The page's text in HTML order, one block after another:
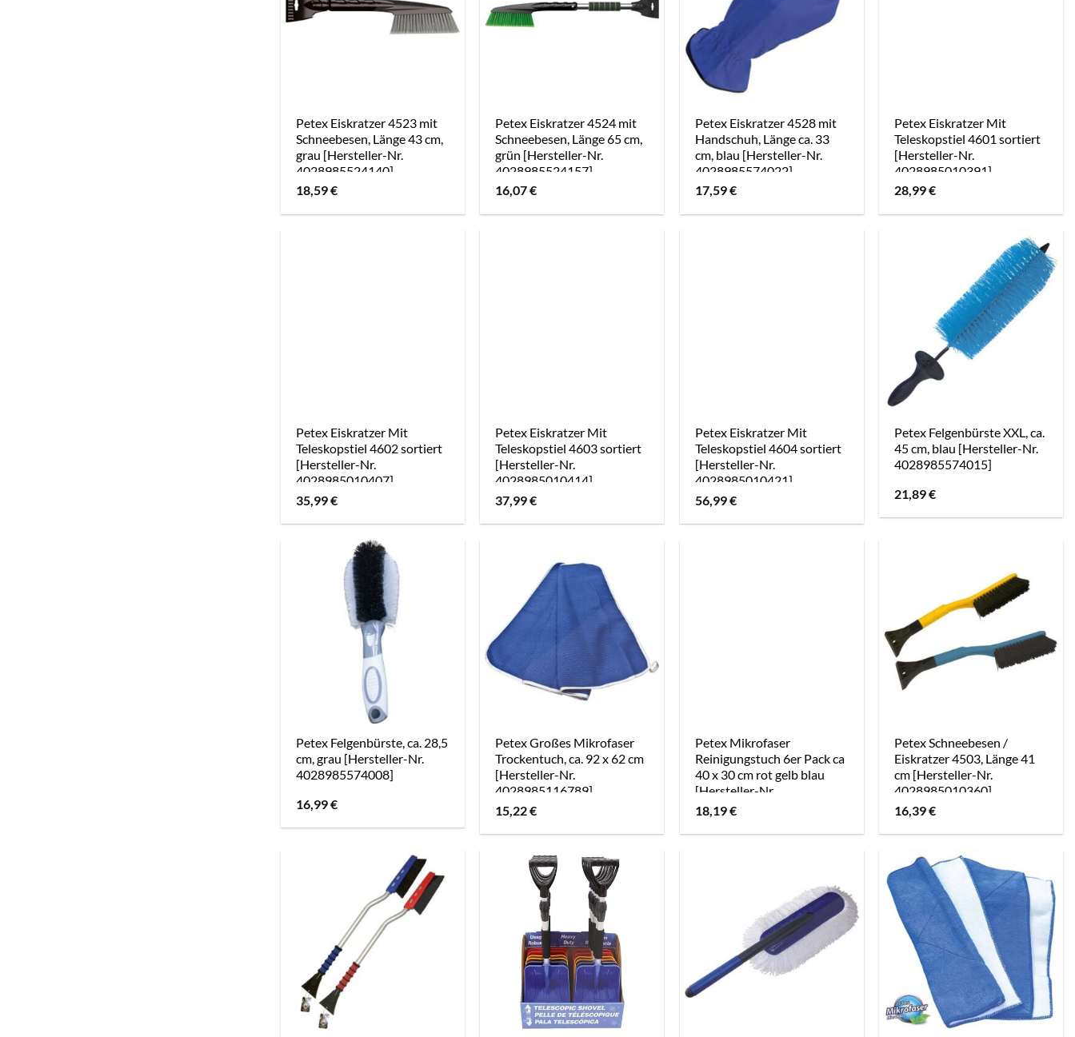
Petex Eiskratzer 4523 mit
Schneebesen, Länge 43 cm,
grau [Hersteller-Nr.
4028985524140]
18,59€
Petex Eiskratzer 4524 mit
Schneebesen, Länge 65 cm,
grün [Hersteller-Nr.
4028985524157]
16,07€
Petex Eiskratzer 4528 mit
Handschuh, Länge ca. 33
cm, blau [Hersteller-Nr.
4028985574022]
17,59€
Petex Eiskratzer Mit
Teleskopstiel 4601 sortiert
[Hersteller-Nr.
4028985010391]
28,99€
Petex Eiskratzer Mit
Teleskopstiel 4602 sortiert
[Hersteller-Nr.
4028985010407]
35,99€
Petex Eiskratzer Mit
Teleskopstiel 4603 sortiert
[Hersteller-Nr.
4028985010414]
37,99€
Petex Eiskratzer Mit
Teleskopstiel 4604 sortiert
[Hersteller-Nr.
4028985010421]
56,99€
Petex Felgenbürste XXL, ca.
45 cm, blau [Hersteller-Nr.
4028985574015]
21,89€
Petex Felgenbürste, ca. 28,5
cm, grau [Hersteller-Nr.
4028985574008]
16,99€
Petex Großes Mikrofaser
Trockentuch, ca. 92 x 62 cm
[Hersteller-Nr.
4028985116789]
15,22€
Petex Mikrofaser
Reinigungstuch 6er Pack ca
40 x 30 cm rot gelb blau
[Hersteller-Nr.
4028985523525]
18,19€
Petex Schneebesen /
Eiskratzer 4503, Länge 41
cm [Hersteller-Nr.
4028985010360]
16,39€